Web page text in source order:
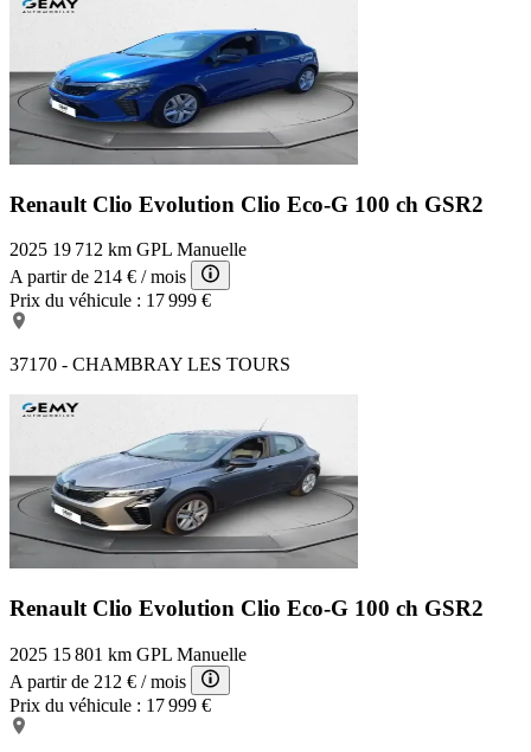
Renault Clio Evolution Clio Eco-G 100 ch GSR2
2025 19 712 km GPL Manuelle
A partir de 214 € / mois
Prix du véhicule : 17 999 €
37170 - CHAMBRAY LES TOURS
Renault Clio Evolution Clio Eco-G 100 ch GSR2
2025 15 801 km GPL Manuelle
A partir de 212 € / mois
Prix du véhicule : 17 999 €